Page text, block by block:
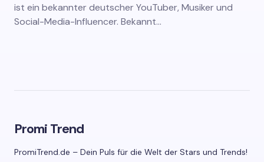
ist ein bekannter deutscher YouTuber, Musiker und
Social-Media-Influencer. Bekannt…
Promi Trend
PromiTrend.de – Dein Puls für die Welt der Stars und Trends!